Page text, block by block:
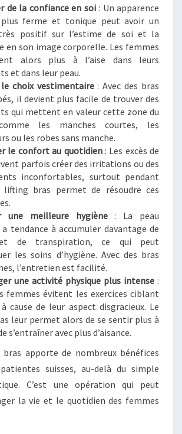
de la confiance en soi: Un apparence
ferme et tonique peut avoir un
positif sur l’estime de soi et la
en son image corporelle. Les femmes
alors plus à l’aise dans leurs
et dans leur peau.
choix vestimentaire: Avec des bras
il devient plus facile de trouver des
qui mettent en valeur cette zone du
les manches courtes, les
ou les robes sans manche.
le confort au quotidien: Les excès de
parfois créer des irritations ou des
inconfortables, surtout pendant
lifting bras permet de résoudre ces
une meilleure hygiène: La peau
a tendance à accumuler davantage de
de transpiration, ce qui peut
les soins d’hygiène. Avec des bras
l’entretien est facilité.
une activité physique plus intense :
femmes évitent les exercices ciblant
cause de leur aspect disgracieux. Le
leur permet alors de se sentir plus à
s’entraîner avec plus d’aisance.
apporte de nombreux bénéfices
suisses, au-delà du simple
C’est une opération qui peut
la vie et le quotidien des femmes